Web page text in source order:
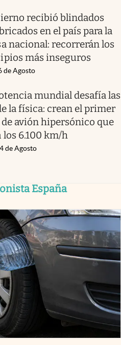
recibió blindados
en el país para la
nacional: recorrerán los
más inseguros
de Agosto
mundial desafía las
la física: crean el primer
avión hipersónico que
los 6.100 km/h
de Agosto
España